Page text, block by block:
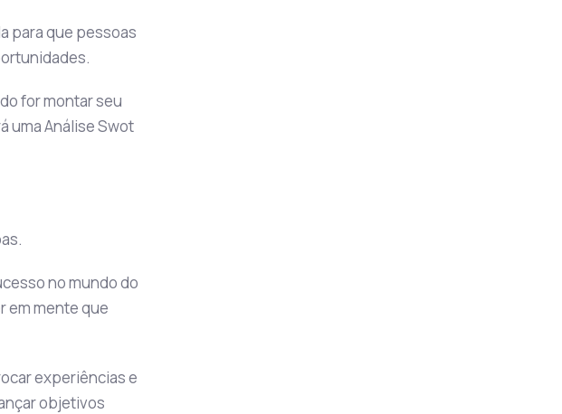
para que pessoas
for montar seu
uma Análise Swot
no mundo do
em mente que
experiências e
objetivos